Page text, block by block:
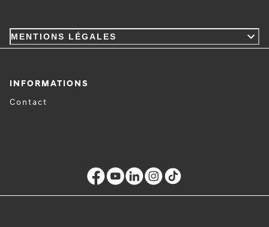
MENTIONS LÉGALES
INFORMATIONS
Contact